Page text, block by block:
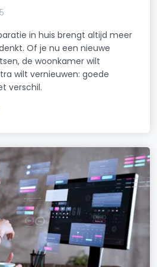
in huis brengt altijd meer
Of je nu een nieuwe
de woonkamer wilt
wilt vernieuwen: goede
verschil.